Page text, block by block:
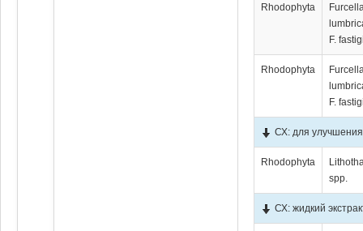
Rhodophyta
F.
Rhodophyta
F.
СХ: для
Rhodophyta
spp.
СХ: жидкий